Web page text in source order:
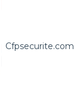
Cfpsecurite.com